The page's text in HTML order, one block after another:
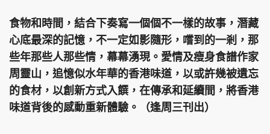
東周刊 cazbuyer 東Touch
食物和時間，結合下奏寫一個個不一樣的故事，潛藏
心底最深的記憶，不一定如影隨形，嚐到的一剎，那
些年那些人那些情，幕幕湧現。愛情及瘦身食譜作家
周靈山，追憶似水年華的香港味道，以或許幾被遺忘
的食材，以創新方式入饌，在傳承和延續間，將香港
味道背後的感動重新體驗。（逢周三刊出）